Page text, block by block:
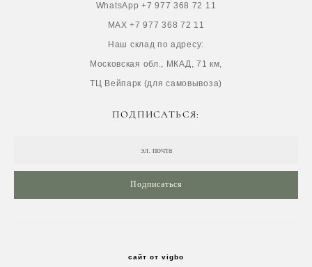
WhatsApp +7 977 368 72 11
MAX +7 977 368 72 11
Наш склад по адресу:
Московская обл., МКАД, 71 км,
ТЦ Вейпарк (для самовывоза)
ПОДПИСАТЬСЯ:
Подписаться
сайт от vigbo